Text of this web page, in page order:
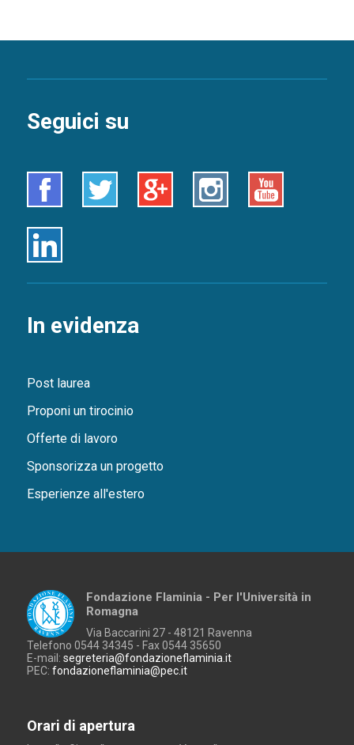
Seguici su
Facebook Twitter Google+ Instagram Youtube
Linkedin
In evidenza
Post laurea
Proponi un tirocinio
Offerte di lavoro
Sponsorizza un progetto
Esperienze all'estero
Fondazione Flaminia - Per l'Università in
Romagna
Via Baccarini 27 - 48121 Ravenna
Telefono 0544 34345 - Fax 0544 35650
E-mail:segreteria@fondazioneflaminia.it
PEC:fondazioneflaminia@pec.it
Orari di apertura